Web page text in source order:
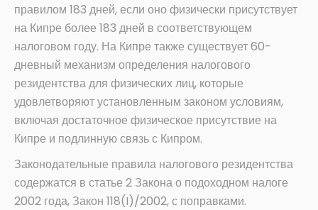
правилом 183 дней, если оно физически присутствует
на Кипре более 183 дней в соответствующем
налоговом году. На Кипре также существует 60-
дневный механизм определения налогового
резидентства для физических лиц, которые
удовлетворяют установленным законом условиям,
включая достаточное физическое присутствие на
Кипре и подлинную связь с Кипром.
Законодательные правила налогового резидентства
содержатся в статье 2 Закона о подоходном налоге
2002 года, Закон 118(I)/2002, с поправками.